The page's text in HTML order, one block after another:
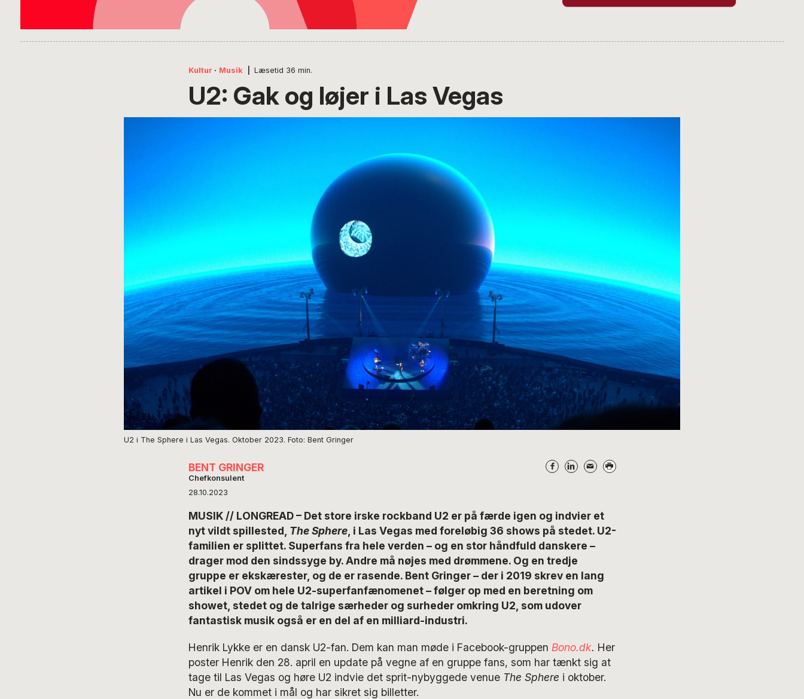
Kultur · Musik Læsetid 36 min.
U2: Gak og løjer i Las Vegas
U2 i The Sphere i Las Vegas. Oktober 2023. Foto: Bent Gringer
BENT GRINGER
Chefkonsulent
28.10.2023
MUSIK // LONGREAD – Det store irske rockband U2 er på færde igen og indvier et
nyt vildt spillested, The Sphere, i Las Vegas med foreløbig 36 shows på stedet. U2-
familien er splittet. Superfans fra hele verden – og en stor håndfuld danskere –
drager mod den sindssyge by. Andre må nøjes med drømmene. Og en tredje
gruppe er ekskærester, og de er rasende. Bent Gringer – der i 2019 skrev en lang
artikel i POV om hele U2-superfanfænomenet – følger op med en beretning om
showet, stedet og de talrige særheder og surheder omkring U2, som udover
fantastisk musik også er en del af en milliard-industri.
Henrik Lykke er en dansk U2-fan. Dem kan man møde i Facebook-gruppen Bono.dk. Her
poster Henrik den 28. april en update på vegne af en gruppe fans, som har tænkt sig at
tage til Las Vegas og høre U2 indvie det sprit-nybyggede venue The Sphere i oktober.
Nu er de kommet i mål og har sikret sig billetter.